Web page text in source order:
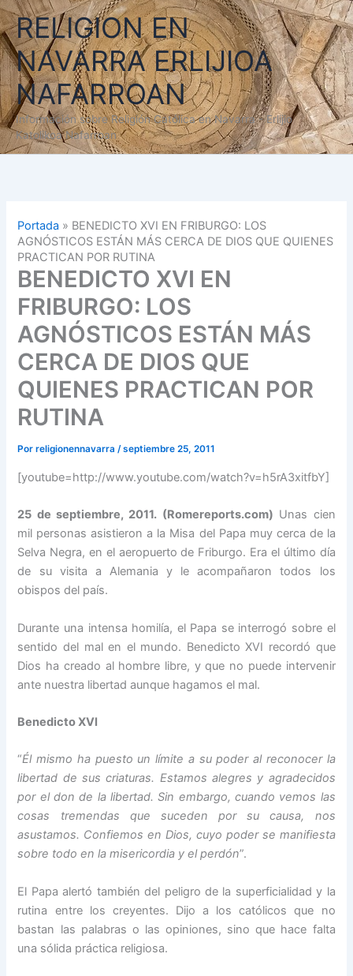
Ir
al
contenido
RELIGION EN
NAVARRA ERLIJIOA
NAFARROAN
Información sobre Religión Católica en Navarra - Erlijio
Katolikoa Nafarroan
Portada » BENEDICTO XVI EN FRIBURGO: LOS
AGNÓSTICOS ESTÁN MÁS CERCA DE DIOS QUE QUIENES
PRACTICAN POR RUTINA
BENEDICTO XVI EN
FRIBURGO: LOS
AGNÓSTICOS ESTÁN MÁS
CERCA DE DIOS QUE
QUIENES PRACTICAN POR
RUTINA
Porreligionennavarra/septiembre 25, 2011
[youtube=http://www.youtube.com/watch?v=h5rA3xitfbY]
25 de septiembre, 2011. (Romereports.com) Unas cien
mil personas asistieron a la Misa del Papa muy cerca de la
Selva Negra, en el aeropuerto de Friburgo. Era el último día
de su visita a Alemania y le acompañaron todos los
obispos del país.
Durante una intensa homilía, el Papa se interrogó sobre el
sentido del mal en el mundo. Benedicto XVI recordó que
Dios ha creado al hombre libre, y que no puede intervenir
ante nuestra libertad aunque hagamos el mal.
Benedicto XVI
“Él mismo ha puesto un límite a su poder al reconocer la
libertad de sus criaturas. Estamos alegres y agradecidos
por el don de la libertad. Sin embargo, cuando vemos las
cosas tremendas que suceden por su causa, nos
asustamos. Confiemos en Dios, cuyo poder se manifiesta
sobre todo en la misericordia y el perdón”.
El Papa alertó también del peligro de la superficialidad y la
rutina entre los creyentes. Dijo a los católicos que no
bastan las palabras o las opiniones, sino que hace falta
una sólida práctica religiosa.